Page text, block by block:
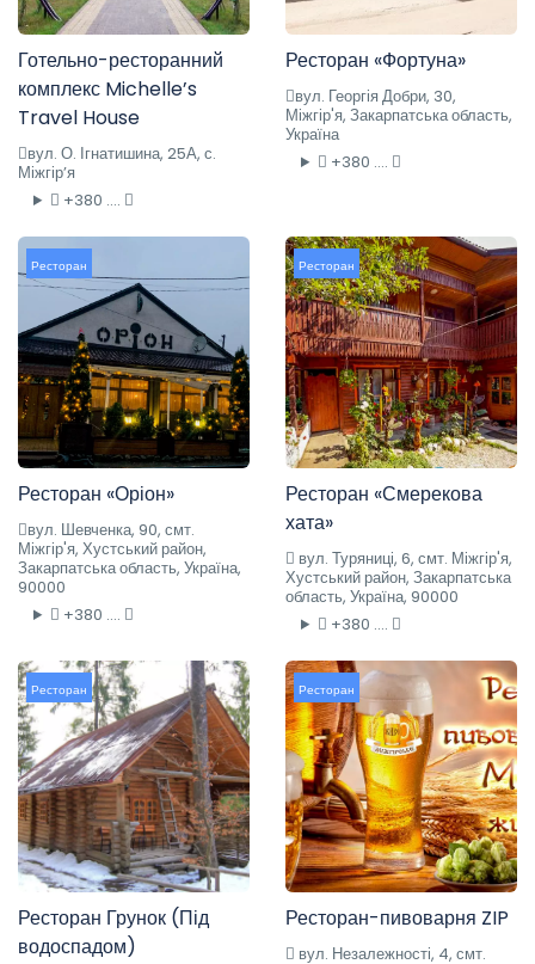
Готельно-ресторанний
комплекс Michelle’s
Travel House
вул. О. Ігнатишина, 25А, с.
Міжгір’я
+380 ....
Ресторан «Фортуна»
вул. Георгія Добри, 30,
Міжгір'я, Закарпатська область,
Україна
+380 ....
Ресторан
Ресторан «Оріон»
вул. Шевченка, 90, смт.
Міжгір'я, Хустський район,
Закарпатська область, Україна,
90000
+380 ....
Ресторан
Ресторан «Смерекова
хата»
вул. Туряниці, 6, смт. Міжгір'я,
Хустський район, Закарпатська
область, Україна, 90000
+380 ....
Ресторан
Ресторан Грунок (Під
водоспадом)
Ресторан
Ресторан-пивоварня ZIP
вул. Незалежності, 4, смт.